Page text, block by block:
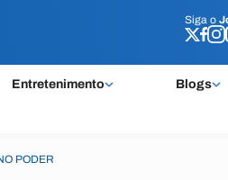
Siga o
Entretenimento Blogs
Siga o
PODER